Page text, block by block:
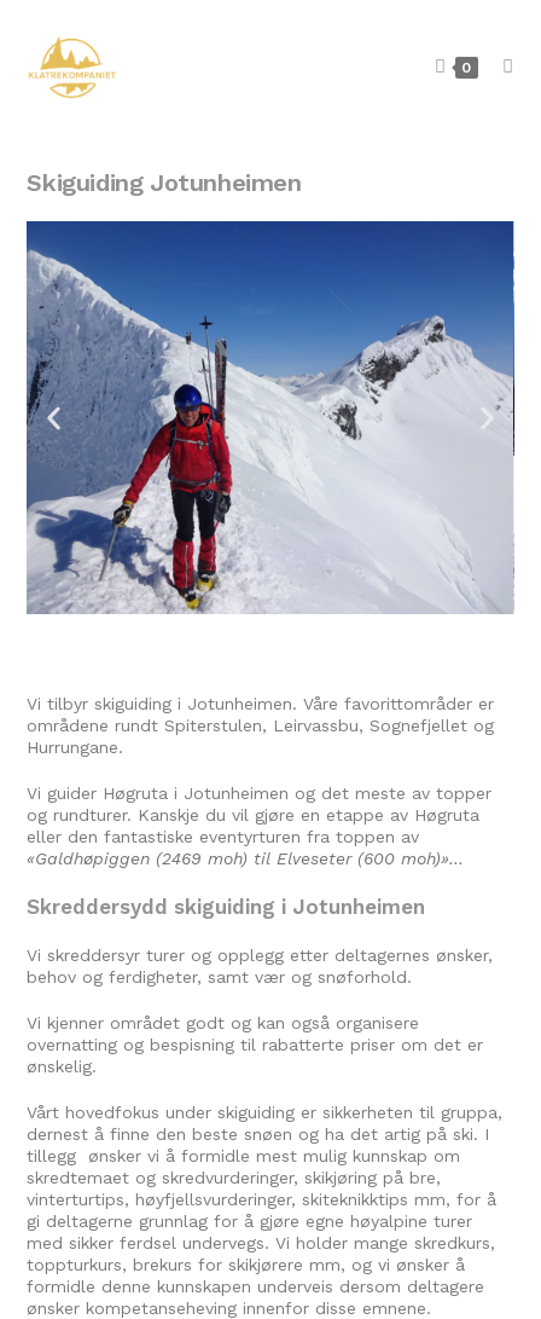
0
Skiguiding Jotunheimen
Vi tilbyr skiguiding i Jotunheimen. Våre favorittområder er
områdene rundt Spiterstulen, Leirvassbu, Sognefjellet og
Hurrungane.
Vi guider Høgruta i Jotunheimen og det meste av topper
og rundturer. Kanskje du vil gjøre en etappe av Høgruta
eller den fantastiske eventyrturen fra toppen av
«Galdhøpiggen (2469 moh) til Elveseter (600 moh)»…
Skreddersydd skiguiding i Jotunheimen
Vi skreddersyr turer og opplegg etter deltagernes ønsker,
behov og ferdigheter, samt vær og snøforhold.
Vi kjenner området godt og kan også organisere
overnatting og bespisning til rabatterte priser om det er
ønskelig.
Vårt hovedfokus under skiguiding er sikkerheten til gruppa,
dernest å finne den beste snøen og ha det artig på ski. I
tillegg ønsker vi å formidle mest mulig kunnskap om
skredtemaet og skredvurderinger, skikjøring på bre,
vinterturtips, høyfjellsvurderinger, skiteknikktips mm, for å
gi deltagerne grunnlag for å gjøre egne høyalpine turer
med sikker ferdsel undervegs. Vi holder mange skredkurs,
toppturkurs, brekurs for skikjørere mm, og vi ønsker å
formidle denne kunnskapen underveis dersom deltagere
ønsker kompetanseheving innenfor disse emnene.